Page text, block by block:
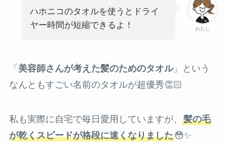
わたし
ハホニコのタオルを使うとドライ
ヤー時間が短縮できるよ！
「 美容師さんが考えた髪のためのタオル」という
なんともすごい名前のタオルが超優秀👏🏻
私も実際に自宅で毎日愛用していますが、 髪の毛
が乾くスピードが格段に速くなりました😳✨